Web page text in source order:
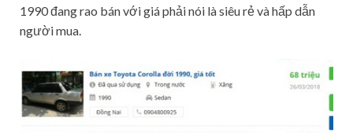
1990 đang rao bán với giá phải nói là siêu rẻ và hấp dẫn
người mua.